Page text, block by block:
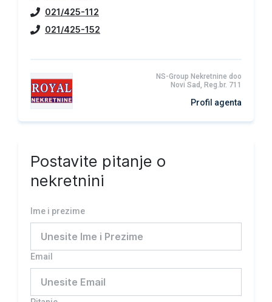
021/425-112
021/425-152
NS-Group Nekretnine doo
Novi Sad, Reg.br. 711
Profil agenta
Postavite pitanje o
nekretnini
Ime i prezime
Email